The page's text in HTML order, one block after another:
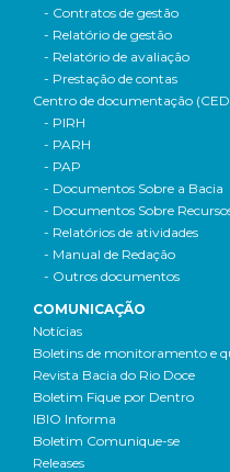
- Contratos de gestão
- Relatório de gestão
- Relatório de avaliação
- Prestação de contas
Centro de documentação
- PIRH
- PARH
- PAP
- Documentos Sobre a Bacia
- Documentos Sobre
- Relatórios de atividades
- Manual de Redação
- Outros documentos
COMUNICAÇÃO
Notícias
Boletins de monitoramento e
Revista Bacia do Rio Doce
Boletim Fique por Dentro
IBIO Informa
Boletim Comunique-se
Releases